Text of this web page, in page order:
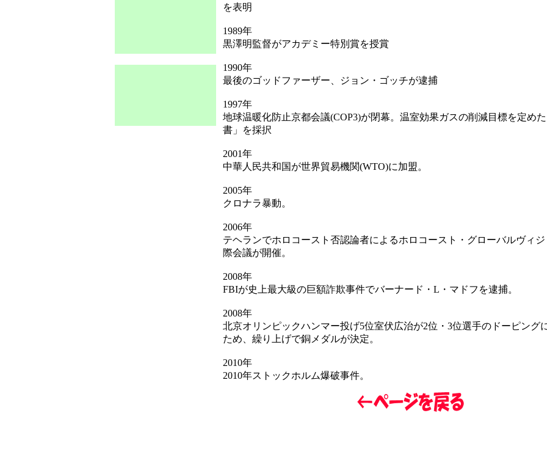
を表明
1989年
黒澤明監督がアカデミー特別賞を授賞
1990年
最後のゴッドファーザー、ジョン・ゴッチが逮捕
1997年
地球温暖化防止京都会議(COP3)が閉幕。温室効果ガスの削減目標を定め
書」を採択
2001年
中華人民共和国が世界貿易機関(WTO)に加盟。
2005年
クロナラ暴動。
2006年
テヘランでホロコースト否認論者によるホロコースト・グローバルヴィジ
際会議が開催。
2008年
FBIが史上最大級の巨額詐欺事件でバーナード・L・マドフを逮捕。
2008年
北京オリンピックハンマー投げ5位室伏広治が2位・3位選手のドーピング
ため、繰り上げで銅メダルが決定。
2010年
2010年ストックホルム爆破事件。